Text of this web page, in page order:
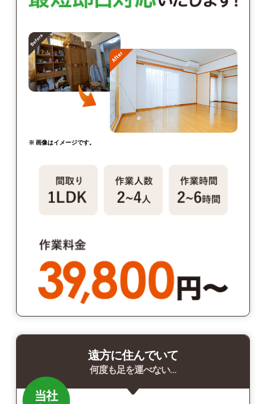
※ 画像はイメージです。
遠方に住んでいて
何度も足を運べない…